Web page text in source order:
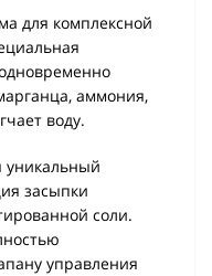
для комплексной
аммония,
воду.
уникальный
засыпки
соли.
управления